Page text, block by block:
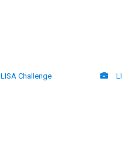
LISA Challenge